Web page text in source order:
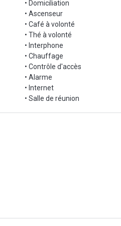
travail
équipé (mobilier, sièges
un plateau de 300 m² et à
salles de réunion
leur business l’esprit libre.
• Domiciliation
• Ascenseur
• Café à volonté
• Thé à volonté
• Interphone
• Chauffage
• Contrôle d'accès
• Alarme
• Internet
• Salle de réunion